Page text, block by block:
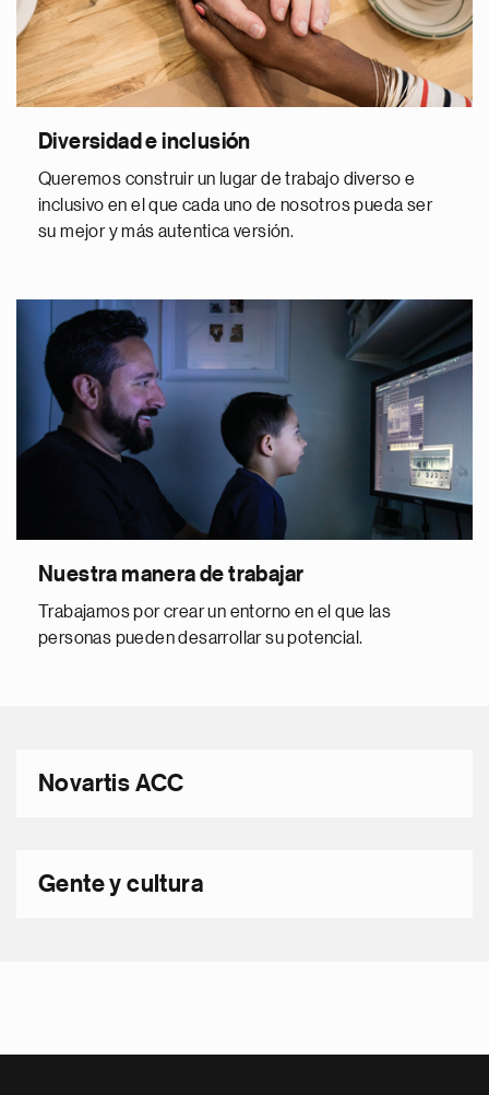
Diversidad e inclusión
Queremos construir un lugar de trabajo diverso e
inclusivo en el que cada uno de nosotros pueda ser
su mejor y más autentica versión.
Nuestra manera de trabajar
Trabajamos por crear un entorno en el que las
personas pueden desarrollar su potencial.
Novartis ACC
Gente y cultura